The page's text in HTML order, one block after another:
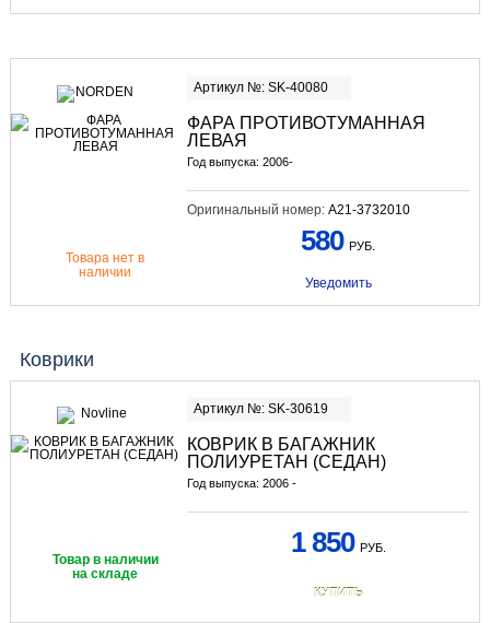
Артикул №: SK-40080
ФАРА ПРОТИВОТУМАННАЯ
ЛЕВАЯ
Год выпуска: 2006-
Оригинальный номер: A21-3732010
Товара нет в
наличии
580 РУБ.
Уведомить
Коврики
Артикул №: SK-30619
КОВРИК В БАГАЖНИК
ПОЛИУРЕТАН (СЕДАН)
Год выпуска: 2006 -
Товар в наличии
на складе
1 850 РУБ.
КУПИТЬ